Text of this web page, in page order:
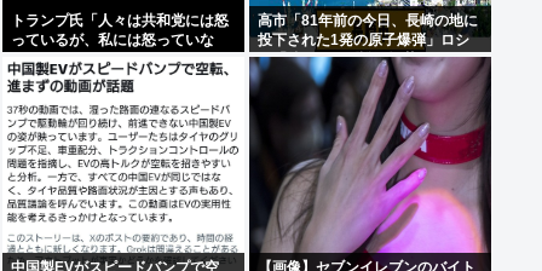
トランプ氏「人々は共和党には怒
っているが、私には怒っていな
い」
高市「81年前の今日、長崎の地に
投下された1発の原子爆弾」ロシ
ア「待って。《誰が》落とした
の？ねぇ、なんでそこ伏せる